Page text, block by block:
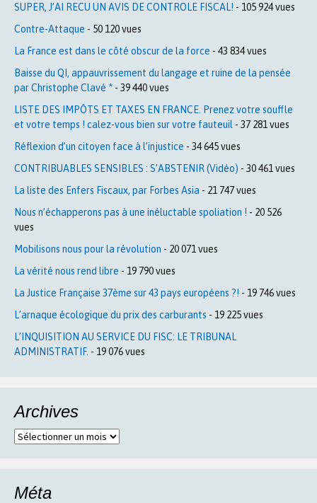
SUPER, J’AI RECU UN AVIS DE CONTROLE FISCAL! - 105 924 vues
Contre-Attaque - 50 120 vues
La France est dans le côté obscur de la force - 43 834 vues
Baisse du QI, appauvrissement du langage et ruine de la pensée
par Christophe Clavé * - 39 440 vues
LISTE DES IMPÔTS ET TAXES EN FRANCE. Prenez votre souffle
et votre temps ! calez-vous bien sur votre fauteuil - 37 281 vues
Réflexion d’un citoyen face à l’injustice - 34 645 vues
CONTRIBUABLES SENSIBLES : S’ABSTENIR (Vidéo) - 30 461 vues
La liste des Enfers Fiscaux, par Forbes Asia - 21 747 vues
Nous n’échapperons pas à une inéluctable spoliation ! - 20 526
vues
Mobilisons nous pour la révolution - 20 071 vues
La vérité nous rend libre - 19 790 vues
La Justice Française 37ème sur 43 pays européens ?! - 19 746 vues
L’arnaque écologique du prix des carburants - 19 225 vues
L’INQUISITION AU SERVICE DU FISC: LE TRIBUNAL
ADMINISTRATIF. - 19 076 vues
Archives
Archives
Méta